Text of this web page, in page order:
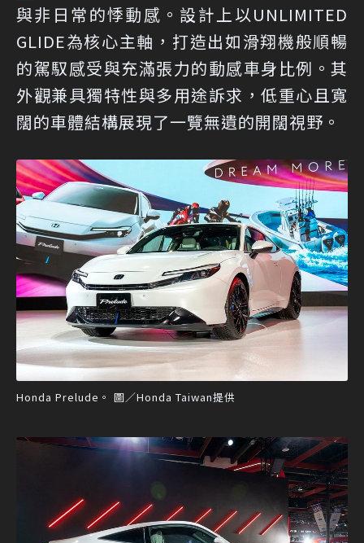
與非日常的悸動感。設計上以UNLIMITED
GLIDE為核心主軸，打造出如滑翔機般順暢
的駕馭感受與充滿張力的動感車身比例。其
外觀兼具獨特性與多用途訴求，低重心且寬
闊的車體結構展現了一覽無遺的開闊視野。
Honda Prelude。 圖／Honda Taiwan提供